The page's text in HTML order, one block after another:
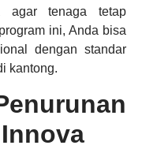
agar tenaga tetap
ini, Anda bisa
dengan standar
kantong.